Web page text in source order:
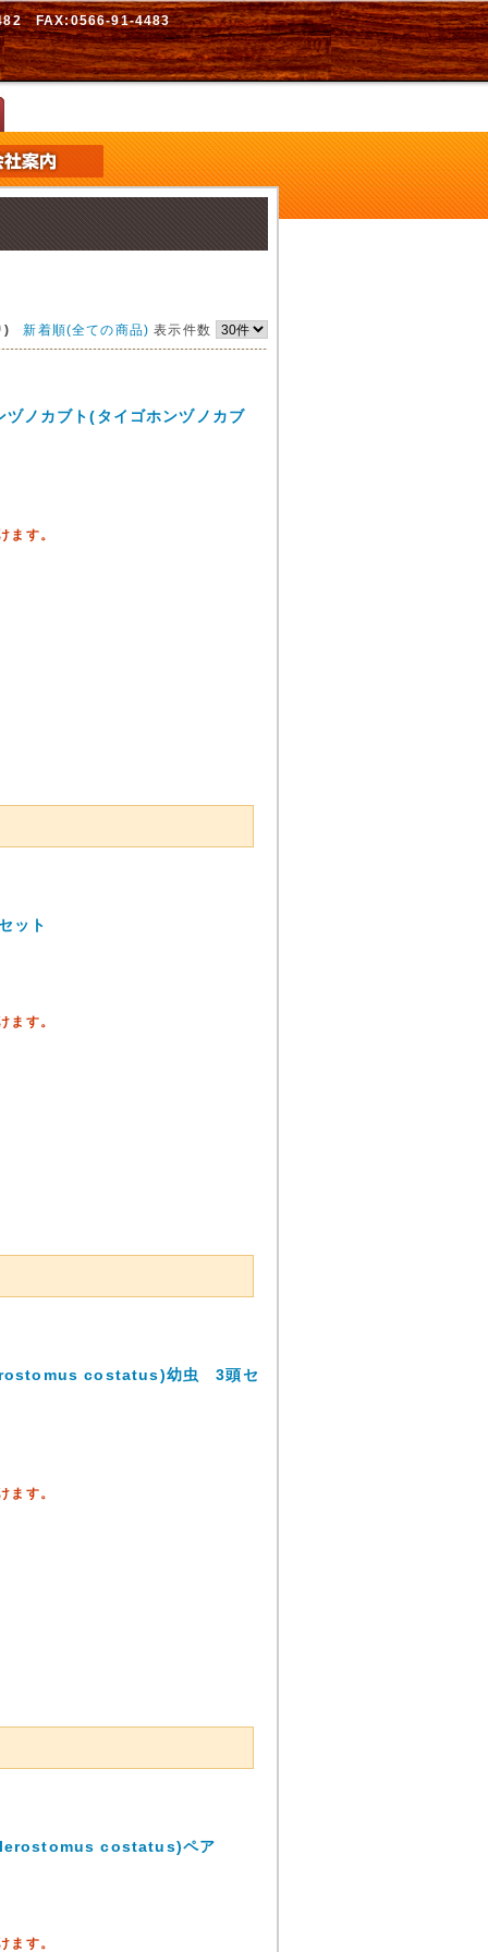
FAX:0566-91-4483
) 新着順(全ての商品) 表示件数
ヅノカブト(タイゴホンヅノカブ
ます。
ット
ます。
costatus)幼虫 3頭セ
ます。
costatus)ペア
ます。